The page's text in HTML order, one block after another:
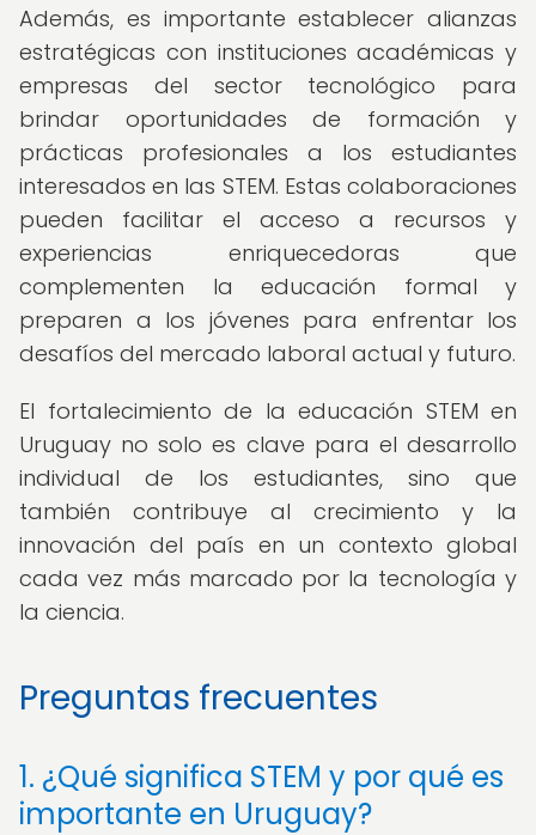
Además, es importante establecer alianzas
estratégicas con instituciones académicas y
empresas del sector tecnológico para
brindar oportunidades de formación y
prácticas profesionales a los estudiantes
interesados en las STEM. Estas colaboraciones
pueden facilitar el acceso a recursos y
experiencias enriquecedoras que
complementen la educación formal y
preparen a los jóvenes para enfrentar los
desafíos del mercado laboral actual y futuro.
El fortalecimiento de la educación STEM en
Uruguay no solo es clave para el desarrollo
individual de los estudiantes, sino que
también contribuye al crecimiento y la
innovación del país en un contexto global
cada vez más marcado por la tecnología y
la ciencia.
Preguntas frecuentes
1. ¿Qué significa STEM y por qué es
importante en Uruguay?